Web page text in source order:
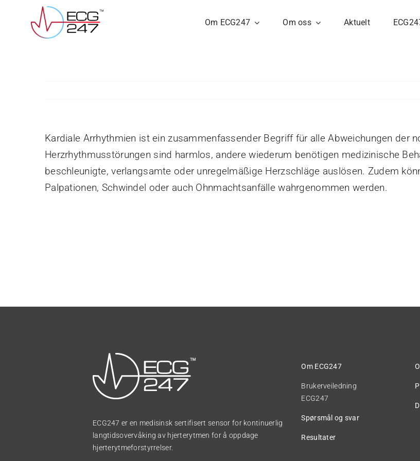
Om ECG247 Om oss Aktuelt
Kardiale Arrhythmien ist ein zusammenfassender Begriff für alle Abweichungen der
Herzrhythmusstörungen sind harmlos, andere wiederum benötigen medizinische
beschleunigte, verlangsamte oder unregelmäßige Herzschläge auslösen. Zudem
Palpationen, Schwindel oder auch Ohnmachtsanfälle wahrgenommen werden.
ECG247 er en medisinsk sertifisert sensor for kontinuerlig
langtidsovervåking av hjerterytmen for å oppdage
hjerterytmeforstyrrelser.
Om ECG247
Brukerveiledning
ECG247
Spørsmål og svar
Resultater